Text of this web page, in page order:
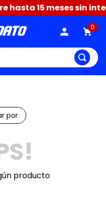
15 meses sin
0
por
producto